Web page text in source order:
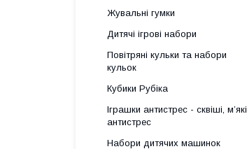
Жувальні гумки
Дитячі ігрові набори
Повітряні кульки та набори
кульок
Кубики Рубіка
Іграшки антистрес - сквіші, м’які
антистрес
Набори дитячих машинок